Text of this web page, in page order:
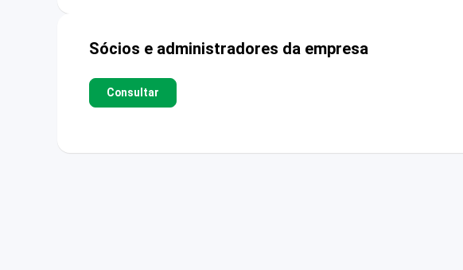
Sócios e administradores da empresa
Consultar